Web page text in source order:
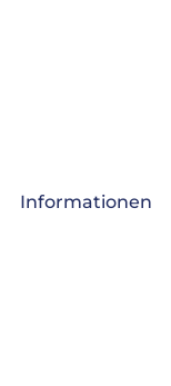
Informationen